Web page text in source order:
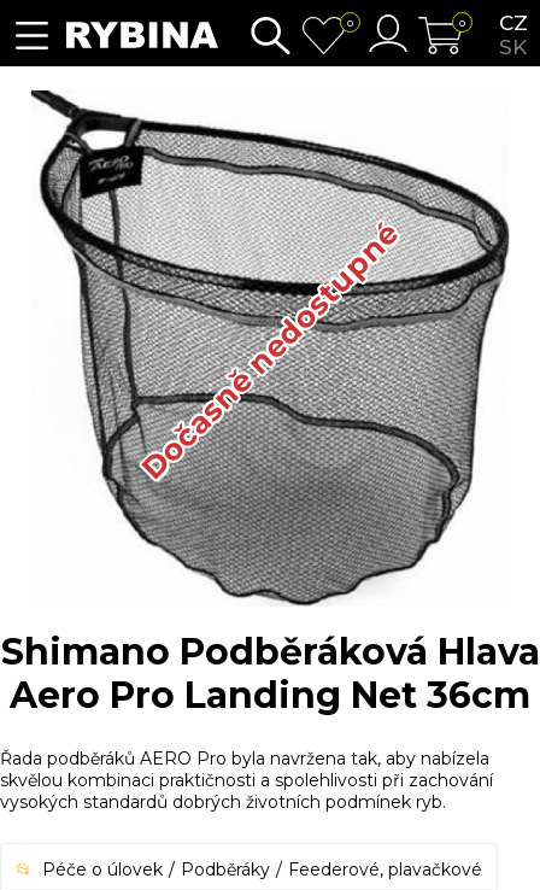
CZ
SK
0 0
Dočasně nedostupné
Shimano Podběráková Hlava
Aero Pro Landing Net 36cm
Řada podběráků AERO Pro byla navržena tak, aby nabízela
skvělou kombinaci praktičnosti a spolehlivosti při zachování
vysokých standardů dobrých životních podmínek ryb.
Péče o úlovek Podběráky Feederové, plavačkové